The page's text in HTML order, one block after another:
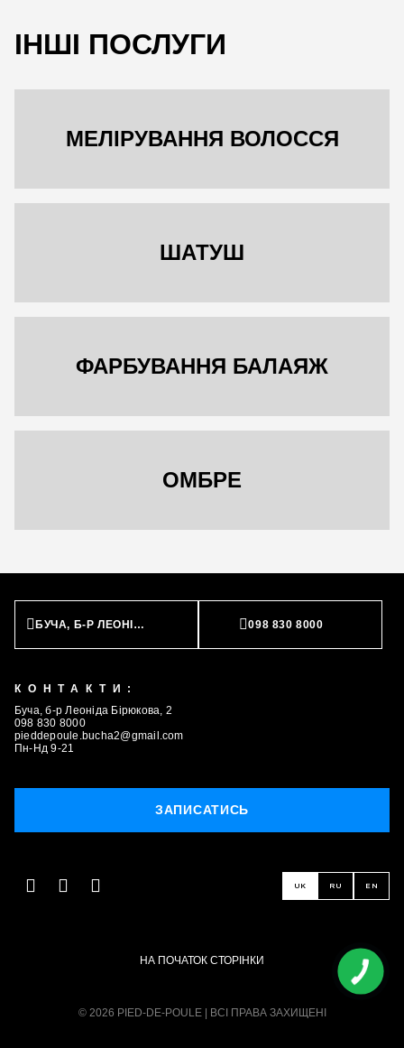
ІНШІ ПОСЛУГИ
МЕЛІРУВАННЯ ВОЛОССЯ
ШАТУШ
ФАРБУВАННЯ БАЛАЯЖ
ОМБРЕ
БУЧА, Б-Р ЛЕОНІДА БІРЮКОВА, 2 098 830 8000
КОНТАКТИ:
Буча, б-р Леоніда Бірюкова, 2
098 830 8000
pieddepoule.bucha2@gmail.com
Пн-Нд 9-21
ЗАПИСАТИСЬ
UK RU EN
НА ПОЧАТОК СТОРІНКИ
© 2026 PIED-DE-POULE | ВСІ ПРАВА ЗАХИЩЕНІ
ЗАПИСАТИСЬ